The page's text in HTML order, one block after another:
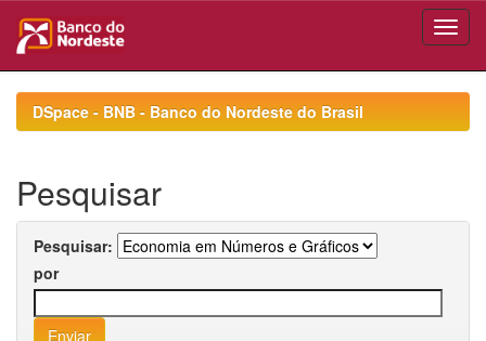
navigationDSpace - BNB - Banco do Nordeste do Brasil
Pesquisar
Pesquisar:
por